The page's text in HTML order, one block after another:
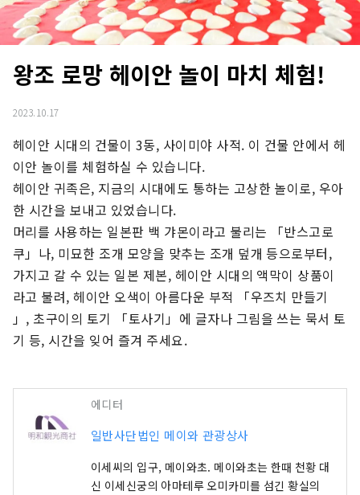
왕조 로망 헤이안 놀이 마치 체험!
2023.10.17
헤이안 시대의 건물이 3동, 사이미야 사적. 이 건물 안에서 헤
이안 놀이를 체험하실 수 있습니다.
헤이안 귀족은, 지금의 시대에도 통하는 고상한 놀이로, 우아
한 시간을 보내고 있었습니다.
머리를 사용하는 일본판 백 갸몬이라고 불리는 「반스고로
쿠」나, 미묘한 조개 모양을 맞추는 조개 덮개 등으로부터,
가지고 갈 수 있는 일본 제본, 헤이안 시대의 액막이 상품이
라고 불려, 헤이안 오색이 아름다운 부적 「우즈치 만들기
」, 초구이의 토기 「토사기」에 글자나 그림을 쓰는 묵서 토
기 등, 시간을 잊어 즐겨 주세요.
에디터
일반사단법인 메이와 관광상사
이세씨의 입구, 메이와초. 메이와초는 한때 천황 대
신 이세신궁의 아마테루 오미카미를 섬긴 황실의